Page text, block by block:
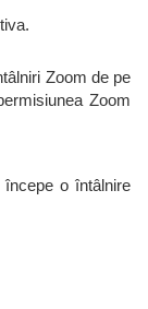
Zoom de pe
Zoom
o întâlnire